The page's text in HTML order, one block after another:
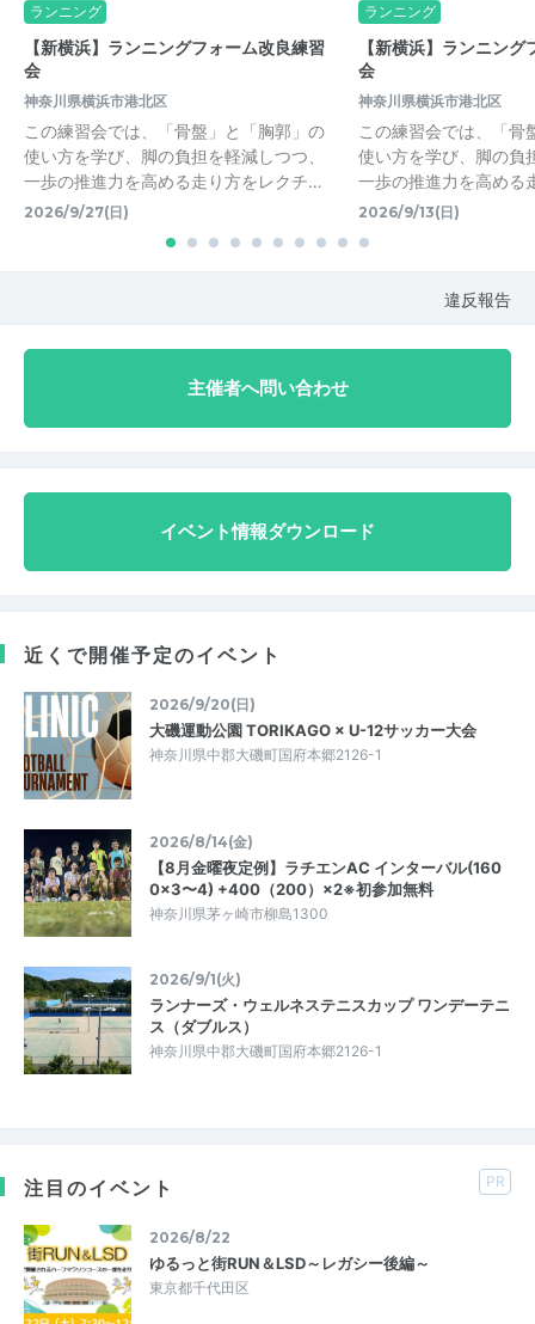
ランニング
【新横浜】ランニングフォーム改良練習
会
神奈川県横浜市港北区
この練習会では、「骨盤」と「胸郭」の
使い方を学び、脚の負担を軽減しつつ、
一歩の推進力を高める走り方をレクチ…
2026/9/27(日)
ランニング
【新横浜】ランニン
会
神奈川県横浜市港北区
この練習会では、「骨
使い方を学び、脚の負
一歩の推進力を高める
2026/9/13(日)
違反報告
主催者へ問い合わせ
イベント情報ダウンロード
近くで開催予定のイベント
2026/9/20(日)
大磯運動公園 TORIKAGO × U-12サッカー大会
神奈川県中郡大磯町国府本郷2126-1
2026/8/14(金)
【8月金曜夜定例】ラチエンAC インターバル(160
0×3〜4) +400（200）×2※初参加無料
神奈川県茅ヶ崎市柳島1300
2026/9/1(火)
ランナーズ・ウェルネステニスカップ ワンデーテニ
ス（ダブルス）
神奈川県中郡大磯町国府本郷2126-1
注目のイベント PR
2026/8/22
ゆるっと街RUN＆LSD～レガシー後編～
東京都千代田区